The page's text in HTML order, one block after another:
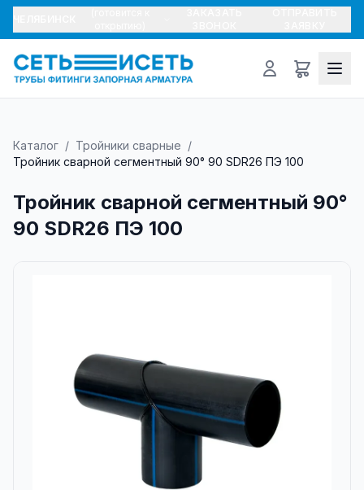
Каталог / Тройники сварные /
Тройник сварной сегментный 90° 90 SDR26 ПЭ 100
Тройник сварной сегментный 90°
90 SDR26 ПЭ 100